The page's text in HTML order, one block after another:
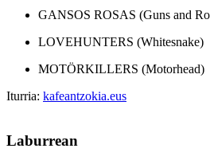
GANSOS ROSAS (Guns and
LOVEHUNTERS (Whitesnake)
MOTÖRKILLERS (Motorhead)
Iturria: kafeantzokia.eus
Laburrean